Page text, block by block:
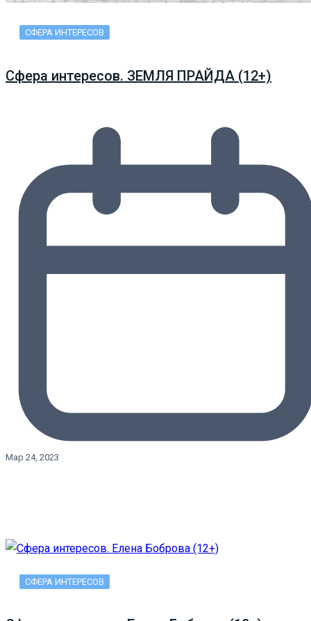
СФЕРА ИНТЕРЕСОВ
Сфера интересов. ЗЕМЛЯ ПРАЙДА (12+)
Мар 24, 2023
СФЕРА ИНТЕРЕСОВ